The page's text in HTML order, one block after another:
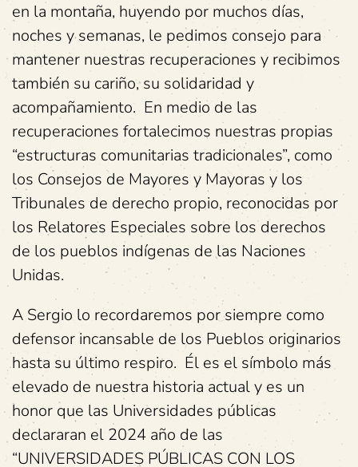
en la montaña, huyendo por muchos días,
noches y semanas, le pedimos consejo para
mantener nuestras recuperaciones y recibimos
también su cariño, su solidaridad y
acompañamiento. En medio de las
recuperaciones fortalecimos nuestras propias
“estructuras comunitarias tradicionales”, como
los Consejos de Mayores y Mayoras y los
Tribunales de derecho propio, reconocidas por
los Relatores Especiales sobre los derechos
de los pueblos indígenas de las Naciones
Unidas.
A Sergio lo recordaremos por siempre como
defensor incansable de los Pueblos originarios
hasta su último respiro. Él es el símbolo más
elevado de nuestra historia actual y es un
honor que las Universidades públicas
declararan el 2024 año de las
“UNIVERSIDADES PÚBLICAS CON LOS